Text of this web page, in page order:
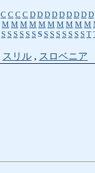
C C C C D D D D D D D D D
M M M M M M M M M M
S S S S S S S S S S S S S S T
スリル , スロベニア